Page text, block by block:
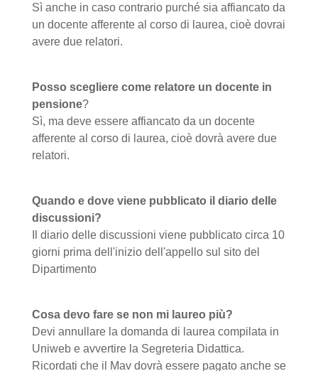
Sì anche in caso contrario purché sia affiancato da
un docente afferente al corso di laurea, cioè dovrai
avere due relatori.
Posso scegliere come relatore un docente in
pensione?
Sì, ma deve essere affiancato da un docente
afferente al corso di laurea, cioè dovrà avere due
relatori.
Quando e dove viene pubblicato il diario delle
discussioni?
Il diario delle discussioni viene pubblicato circa 10
giorni prima dell'inizio dell'appello sul sito del
Dipartimento
Cosa devo fare se non mi laureo più?
Devi annullare la domanda di laurea compilata in
Uniweb e avvertire la Segreteria Didattica.
Ricordati che il Mav dovrà essere pagato anche se